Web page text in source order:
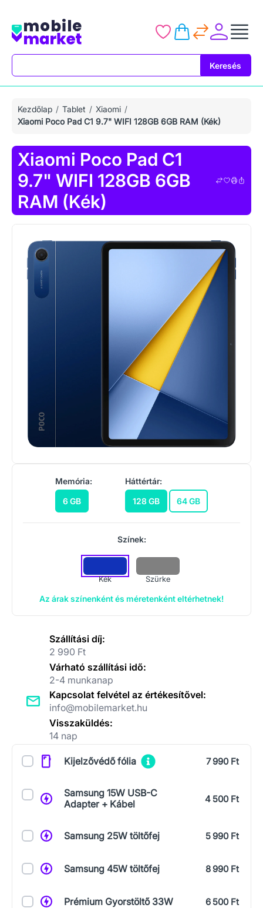
Keresés
Kezdőlap Tablet
Xiaomi
Xiaomi Poco Pad C1 9.7" WIFI 128GB 6GB RAM (Kék)
Xiaomi Poco Pad C1
9.7" WIFI 128GB 6GB
RAM (Kék)
Memória:
6 GB
Háttértár:
128 GB
64 GB
Színek:
Kék Szürke
Az árak színenként és méretenként eltérhetnek!
Szállítási díj:
2 990 Ft
Várható szállítási idő:
2-4 munkanap
Kapcsolat felvétel az értékesítővel:
info@mobilemarket.hu
Visszaküldés:
14 nap
KiegészítőkKijelzővédő fólia 7 990 Ft
Samsung 15W USB-C
Adapter + Kábel
4 500 Ft
Samsung 25W töltőfej 5 990 Ft
Samsung 45W töltőfej 8 990 Ft
Prémium Gyorstöltő 33W 6 500 Ft